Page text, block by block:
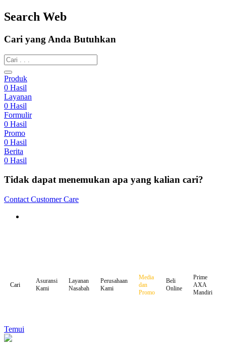
Search Web
Cari yang Anda Butuhkan
Produk
0 Hasil
Layanan
0 Hasil
Formulir
0 Hasil
Promo
0 Hasil
Berita
0 Hasil
Tidak dapat menemukan apa yang kalian cari?
Contact Customer Care
Cari
Asuransi
Kami
Layanan
Nasabah
Perusahaan
Kami
Media
dan
Promo
Beli
Online
Prime
AXA
Mandiri
Temui